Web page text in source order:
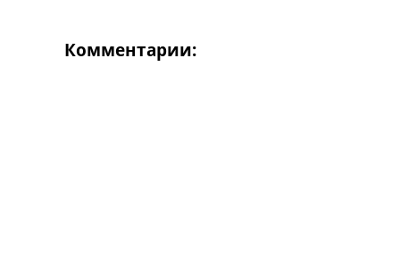
Перша Ліга
Таблиця АПЛ
Комментарии: